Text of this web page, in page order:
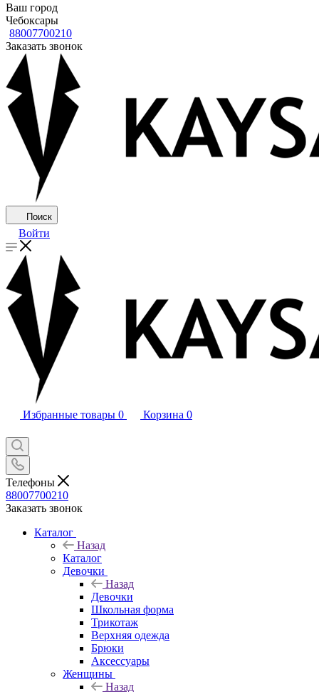
Ваш город
Чебоксары
88007700210
Заказать звонок
Поиск
Войти
Избранные товары 0 Корзина 0
Телефоны
88007700210
Заказать звонок
Каталог
Назад
Каталог
Девочки
Назад
Девочки
Школьная форма
Трикотаж
Верхняя одежда
Брюки
Аксессуары
Женщины
Назад